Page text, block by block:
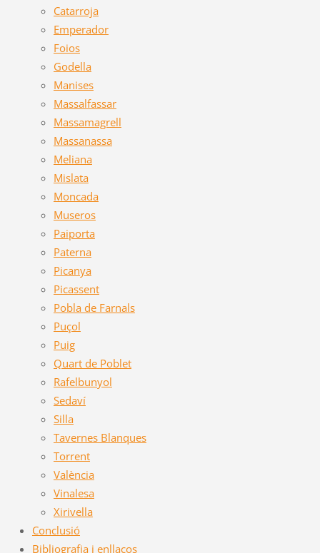
Catarroja
Emperador
Foios
Godella
Manises
Massalfassar
Massamagrell
Massanassa
Meliana
Mislata
Moncada
Museros
Paiporta
Paterna
Picanya
Picassent
Pobla de Farnals
Puçol
Puig
Quart de Poblet
Rafelbunyol
Sedaví
Silla
Tavernes Blanques
Torrent
València
Vinalesa
Xirivella
Conclusió
Bibliografia i enllaços